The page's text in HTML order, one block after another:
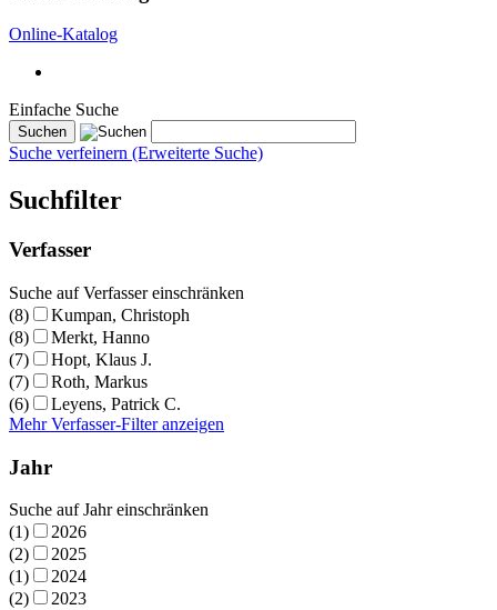
Online-Katalog
Einfache Suche
Suche verfeinern (Erweiterte Suche)
Suchfilter
Verfasser
Suche auf Verfasser einschränken
(8)
Kumpan, Christoph
(8)
Merkt, Hanno
(7)
Hopt, Klaus J.
(7)
Roth, Markus
(6)
Leyens, Patrick C.
Mehr Verfasser-Filter anzeigen
Jahr
Suche auf Jahr einschränken
(1)
2026
(2)
2025
(1)
2024
(2)
2023